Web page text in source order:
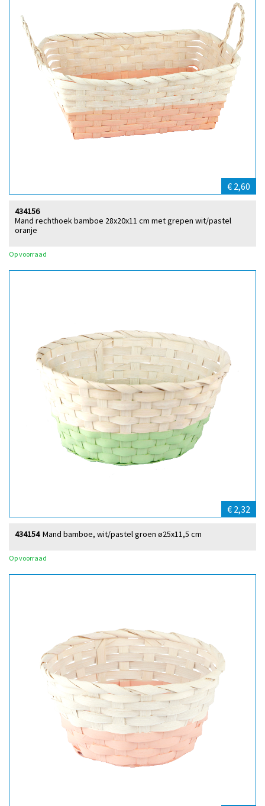
€ 2,60
Mand rechthoek bamboe 28x20x11 cm met grepen wit/pastel
oranje
434156
Op voorraad
€ 2,32
Mand bamboe, wit/pastel groen ø25x11,5 cm
434154
Op voorraad